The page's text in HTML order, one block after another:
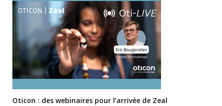
Oticon : des webinaires pour l’arrivée de Zeal